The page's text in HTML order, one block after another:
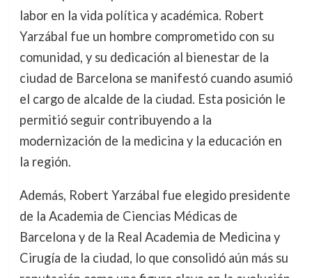
labor en la vida política y académica. Robert
Yarzábal fue un hombre comprometido con su
comunidad, y su dedicación al bienestar de la
ciudad de Barcelona se manifestó cuando asumió
el cargo de alcalde de la ciudad. Esta posición le
permitió seguir contribuyendo a la
modernización de la medicina y la educación en
la región.
Además, Robert Yarzábal fue elegido presidente
de la Academia de Ciencias Médicas de
Barcelona y de la Real Academia de Medicina y
Cirugía de la ciudad, lo que consolidó aún más su